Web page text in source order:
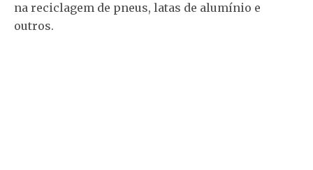
na reciclagem de pneus, latas de alumínio e
outros.